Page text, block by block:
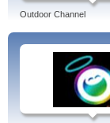
Outdoor Channel